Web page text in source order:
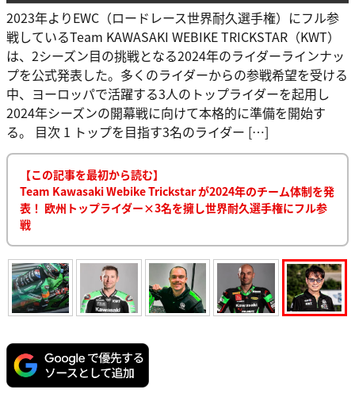
2023年よりEWC（ロードレース世界耐久選手権）にフル参
戦しているTeam KAWASAKI WEBIKE TRICKSTAR（KWT）
は、2シーズン目の挑戦となる2024年のライダーラインナッ
プを公式発表した。多くのライダーからの参戦希望を受ける
中、ヨーロッパで活躍する3人のトップライダーを起用し
2024年シーズンの開幕戦に向けて本格的に準備を開始す
る。 目次 1 トップを目指す3名のライダー […]
【この記事を最初から読む】
Team Kawasaki Webike Trickstar が2024年のチーム体制を発
表！ 欧州トップライダー×3名を擁し世界耐久選手権にフル参
戦